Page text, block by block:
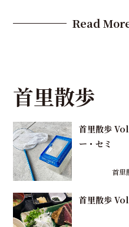
Read
首里散歩
首里散歩
ー・セミ
首里
首里散歩